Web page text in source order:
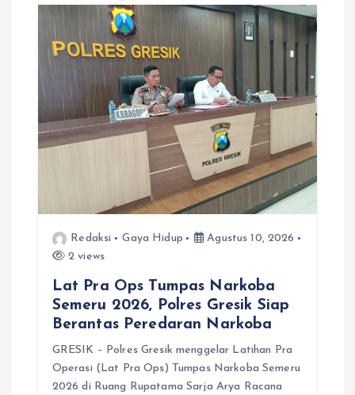
o
s
Redaksi Gaya Hidup
Agustus 10, 2026
2 views
Lat Pra Ops Tumpas Narkoba
Semeru 2026, Polres Gresik Siap
Berantas Peredaran Narkoba
GRESIK – Polres Gresik menggelar Latihan Pra
Operasi (Lat Pra Ops) Tumpas Narkoba Semeru
2026 di Ruang Rupatama Sarja Arya Racana